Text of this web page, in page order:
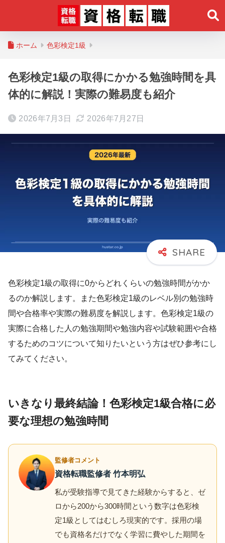
ホーム 色彩検定1級
色彩検定1級の取得にかかる勉強時間を具
体的に解説！実際の難易度も紹介
2026年7月3日 2026年7月27日
色彩検定1級の取得に0からどれくらいの勉強時間がかか
るのか解説します。また色彩検定1級のレベル別の勉強時
間や合格率や実際の難易度を解説します。色彩検定1級の
実際に合格した人の勉強期間や勉強内容や試験範囲や合格
するためのコツについて知りたいという方はぜひ参考にし
てみてください。
いきなり最終結論！色彩検定1級合格に必
要な理想の勉強時間
監修者コメント
資格転職監修者 竹本明弘
私が受験指導で見てきた経験からすると、ゼ
ロから200から300時間という数字は色彩検
定1級としてはむしろ現実的です。採用の場
でも資格名だけでなく学習に費やした期間を